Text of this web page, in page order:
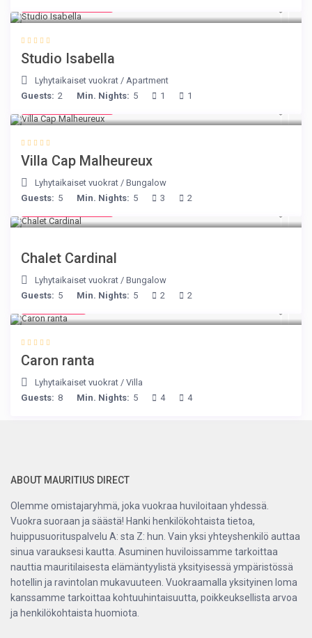
Studio Isabella
Lyhytaikaiset vuokrat /Apartment
Guests: 2 Min. Nights: 5 1 1
Villa Cap Malheureux
Lyhytaikaiset vuokrat /Bungalow
Guests: 5 Min. Nights: 5 3 2
Chalet Cardinal
Lyhytaikaiset vuokrat /Bungalow
Guests: 5 Min. Nights: 5 2 2
Caron ranta
Lyhytaikaiset vuokrat /Villa
Guests: 8 Min. Nights: 5 4 4
ABOUT MAURITIUS DIRECT
Olemme omistajaryhmä, joka vuokraa huviloitaan yhdessä.
Vuokra suoraan ja säästä! Hanki henkilökohtaista tietoa,
huippusuorituspalvelu A: sta Z: hun. Vain yksi yhteyshenkilö auttaa
sinua varauksesi kautta. Asuminen huviloissamme tarkoittaa
nauttia mauritilaisesta elämäntyylistä yksityisessä ympäristössä
hotellin ja ravintolan mukavuuteen. Vuokraamalla yksityinen loma
kanssamme tarkoittaa kohtuuhintaisuutta, poikkeuksellista arvoa
ja henkilökohtaista huomiota.